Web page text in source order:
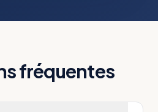
fréquentes